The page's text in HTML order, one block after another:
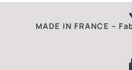
MADE IN FRANCE –